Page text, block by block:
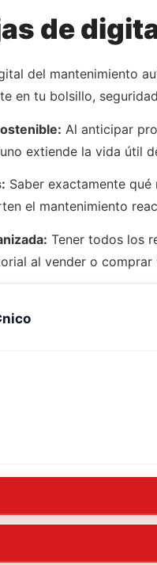
de
del mantenimiento
en tu bolsillo,
Al anticipar
extiende la vida útil
Saber exactamente
el mantenimiento
Tener todos los
al vender o comprar